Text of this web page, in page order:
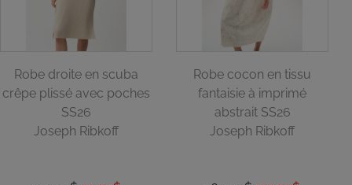
Robe droite en scuba
crêpe plissé avec poches
SS26
Joseph Ribkoff
Robe cocon en tissu
fantaisie à imprimé
abstrait SS26
Joseph Ribkoff